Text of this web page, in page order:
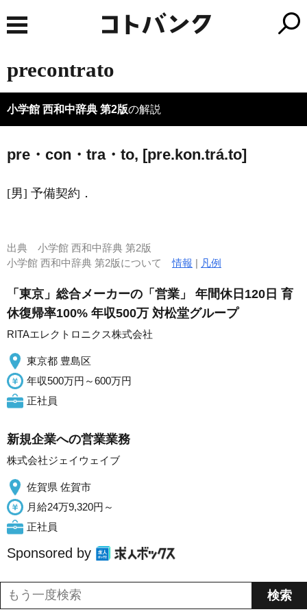
precontrato
小学館 西和中辞典 第2版の解説
pre・con・tra・to, [pre.kon.trá.to]
[男] 予備契約．
出典 小学館 西和中辞典 第2版
小学館 西和中辞典 第2版について情報 | 凡例
「東京」総合メーカーの「営業」 年間休日120日 育
休復帰率100% 年収500万 対松堂グループ
RITAエレクトロニクス株式会社
東京都 豊島区
年収500万円～600万円
正社員
新規企業への営業業務
株式会社ジェイウェイブ
佐賀県 佐賀市
月給24万9,320円～
正社員
Sponsored by